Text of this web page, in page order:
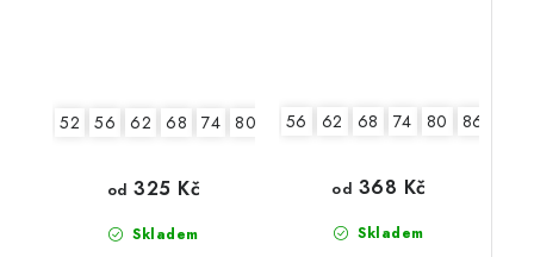
52 56 62 68 74 80 86
Skladem
od 325 Kč
56 62 68 74 80 86
Skladem
od 368 Kč